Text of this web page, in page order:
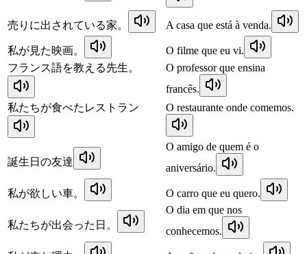
売りに出されている家。 A casa que está à venda.
私が見た映画。
O filme que eu vi.
フランス語を教える先生。
O professor que ensina
francês.
私たちが食べたレストラン
O restaurante onde comemos.
誕生日の友達
O amigo de quem é o
aniversário.
私が欲しい車。 O carro que eu quero.
私たちが出会った日。
O dia em que nos
conhecemos.